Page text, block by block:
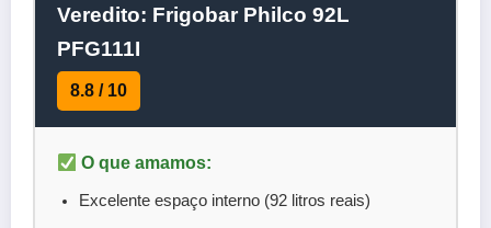
Veredito: Frigobar Philco 92L
PFG111I
8.8 / 10
O que amamos:
Excelente espaço interno (92 litros reais)